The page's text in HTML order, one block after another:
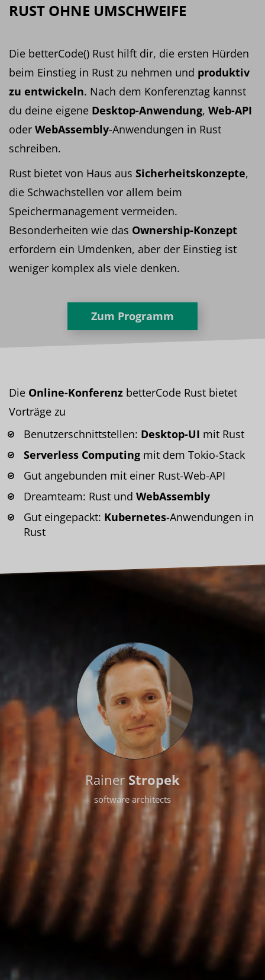
RUST OHNE UMSCHWEIFE
Die betterCode() Rust hilft dir, die ersten Hürden
beim Einstieg in Rust zu nehmen und produktiv
zu entwickeln. Nach dem Konferenztag kannst
du deine eigene Desktop-Anwendung, Web-API
oder WebAssembly-Anwendungen in Rust
schreiben.
Rust bietet von Haus aus Sicherheitskonzepte,
die Schwachstellen vor allem beim
Speichermanagement vermeiden.
Besonderheiten wie das Ownership-Konzept
erfordern ein Umdenken, aber der Einstieg ist
weniger komplex als viele denken.
Zum Programm
Die Online-Konferenz betterCode Rust bietet
Vorträge zu
Benutzerschnittstellen: Desktop-UI mit Rust
Serverless Computing mit dem Tokio-Stack
Gut angebunden mit einer Rust-Web-API
Dreamteam: Rust und WebAssembly
Gut eingepackt: Kubernetes-Anwendungen in
Rust
Rainer Stropek
software architects